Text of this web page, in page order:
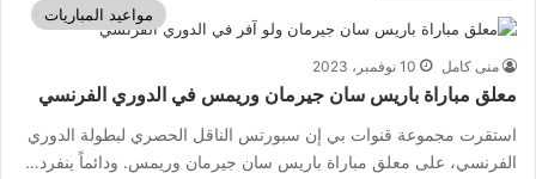
مواعيد المباريات
منى كامل 10 نوفمبر، 2023
معلق مباراة باريس سان جيرمان وريمس في الدوري الفرنسي
استقرت مجموعة قنوات بي إن سبورتس الناقل الحصري لبطولة الدوري
الفرنسي، على معلق مباراة باريس سان جيرمان وريمس. ودائماً ينفرد…